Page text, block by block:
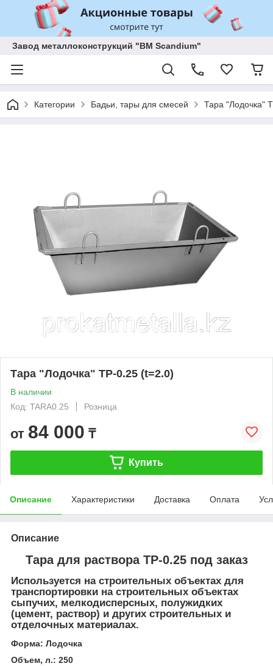
Завод металлоконструкций "BM Scandium"
Категории Бадьи, тары для смесей Тара "Лодочка"
Тара "Лодочка" TP-0.25 (t=2.0)
В наличии
Код: TARA0.25
Розница
от 84 000 ₸
Купить
Описание Характеристики Доставка Оплата
Описание
Тара для раствора TP-0.25 под заказ
Используется на строительных объектах для
транспортировки на строительных объектах
сыпучих, мелкодисперсных, полужидких
(цемент, раствор) и других строительных и
отделочных материалах.
Форма: Лодочка
Объем, л.: 250